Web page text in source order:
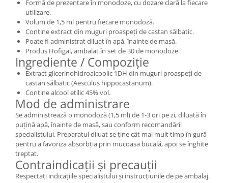
Formă de prezentare în monodoze, cu dozare clară la fiecare
utilizare.
Volum de 1,5 ml pentru fiecare monodoză.
Conține extract din muguri proaspeți de castan sălbatic.
Poate fi administrat diluat în apă, înainte de masă.
Produs Hofigal, ambalat în set de 30 de monodoze.
Ingrediente / Compoziție
Extract glicerinohidroalcoolic 1DH din muguri proaspeți de
castan sălbatic (Aesculus hippocastanum).
Conține alcool etilic 45% vol.
Mod de administrare
Se administrează o monodoză (1,5 ml) de 1-3 ori pe zi, diluată în
puțină apă, înainte de masă, sau conform recomandării
specialistului. Preparatul diluat se ține cât mai mult timp în gură
pentru a favoriza absorbția prin mucoasa bucală, apoi se înghite
treptat.
Contraindicații și precauții
Respectați indicațiile specialistului și instrucțiunile de pe ambalaj.